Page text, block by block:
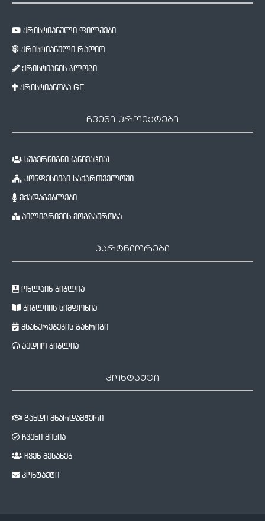
ქრისტიანული ფილმები
ქრისტიანული რადიო
ქრისტიანის ბლოგი
ქრისტიანობა.GE
ჩვენი პროექტები
სუპერწიგნი (ანიმაცია)
კონფესიები საქართველოში
მქადაგებლები
პილიგრიმის მოგზაურობა
პარტნიორები
ონლაინ ბიბლია
ბიბლიის სიმფონია
მსახურებების განრიგი
აუდიო ბიბლია
კონტაქტი
გახდი მხარდამჭერი
ჩვენი მისია
ჩვენ შესახებ
კონტაქტი